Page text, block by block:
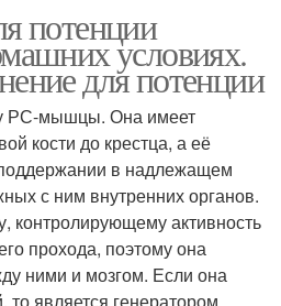
потенции
условиях.
для потенции
РС-мышцы. Она имеет
кости до крестца, а её
в надлежащем
с ним внутренних органов.
активность
прохода, поэтому она
ними и мозгом. Если она